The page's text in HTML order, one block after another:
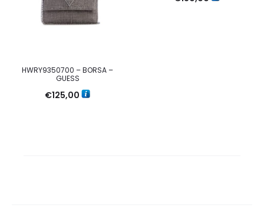
HWRY9350700 – BORSA –
GUESS
€125,00